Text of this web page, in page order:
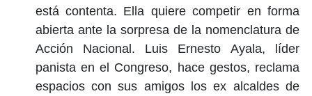
está contenta. Ella quiere competir en forma
abierta ante la sorpresa de la nomenclatura de
Acción Nacional. Luis Ernesto Ayala, líder
panista en el Congreso, hace gestos, reclama
espacios con sus amigos los ex alcaldes de